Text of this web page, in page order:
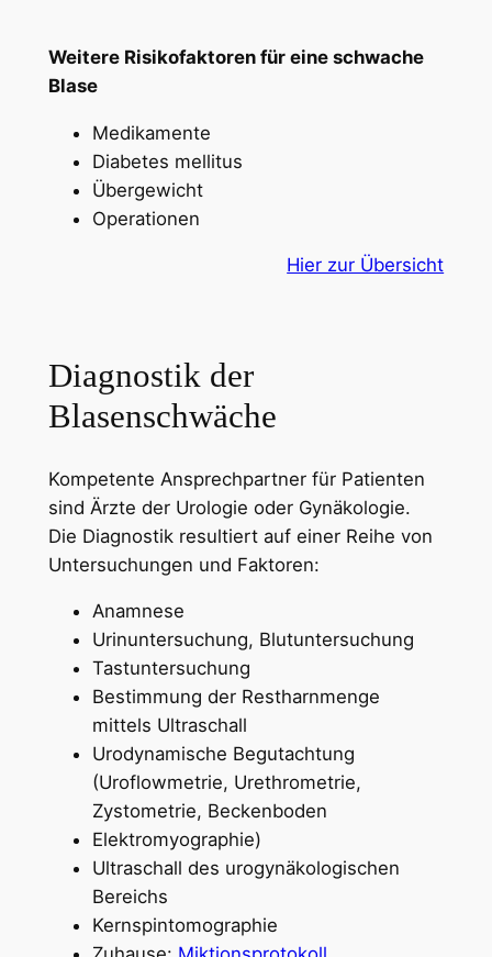
Weitere Risikofaktoren für eine schwache
Blase
Medikamente
Diabetes mellitus
Übergewicht
Operationen
Hier zur Übersicht
Diagnostik der
Blasenschwäche
Kompetente Ansprechpartner für Patienten
sind Ärzte der Urologie oder Gynäkologie.
Die Diagnostik resultiert auf einer Reihe von
Untersuchungen und Faktoren:
Anamnese
Urinuntersuchung, Blutuntersuchung
Tastuntersuchung
Bestimmung der Restharnmenge
mittels Ultraschall
Urodynamische Begutachtung
(Uroflowmetrie, Urethrometrie,
Zystometrie, Beckenboden
Elektromyographie)
Ultraschall des urogynäkologischen
Bereichs
Kernspintomographie